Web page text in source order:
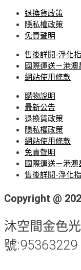
退換貨政策
隱私權政策
免責聲明
售後詳閱-淨化
國際運送－港澳
網站使用條款
購物說明
最新公告
退換貨政策
隱私權政策
網站使用條款
免責聲明
國際運送－港澳
售後詳閱-淨化
Copyright @
沐空間金色
號:95363229